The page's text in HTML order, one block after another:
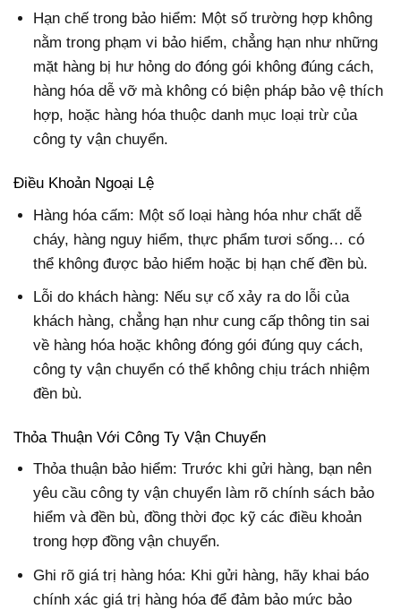
Hạn chế trong bảo hiểm: Một số trường hợp không
nằm trong phạm vi bảo hiểm, chẳng hạn như những
mặt hàng bị hư hỏng do đóng gói không đúng cách,
hàng hóa dễ vỡ mà không có biện pháp bảo vệ thích
hợp, hoặc hàng hóa thuộc danh mục loại trừ của
công ty vận chuyển.
Điều Khoản Ngoại Lệ
Hàng hóa cấm: Một số loại hàng hóa như chất dễ
cháy, hàng nguy hiểm, thực phẩm tươi sống… có
thể không được bảo hiểm hoặc bị hạn chế đền bù.
Lỗi do khách hàng: Nếu sự cố xảy ra do lỗi của
khách hàng, chẳng hạn như cung cấp thông tin sai
về hàng hóa hoặc không đóng gói đúng quy cách,
công ty vận chuyển có thể không chịu trách nhiệm
đền bù.
Thỏa Thuận Với Công Ty Vận Chuyển
Thỏa thuận bảo hiểm: Trước khi gửi hàng, bạn nên
yêu cầu công ty vận chuyển làm rõ chính sách bảo
hiểm và đền bù, đồng thời đọc kỹ các điều khoản
trong hợp đồng vận chuyển.
Ghi rõ giá trị hàng hóa: Khi gửi hàng, hãy khai báo
chính xác giá trị hàng hóa để đảm bảo mức bảo